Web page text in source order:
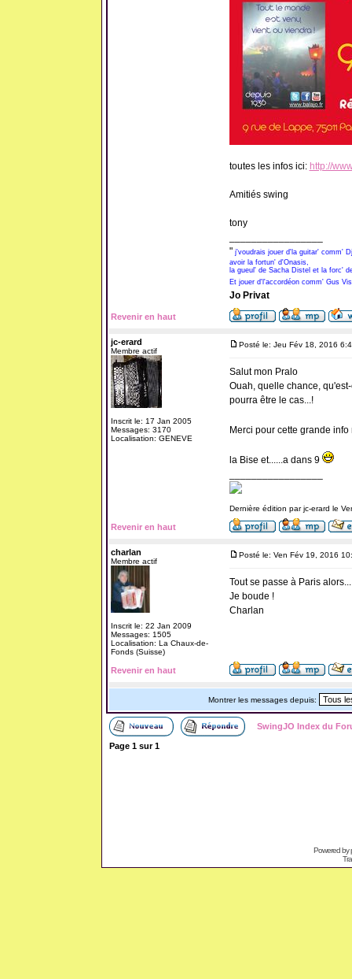
toutes les infos ici: http://
Amitiés swing
tony
"j'voudrais jouer d'la guitar' comm'
avoir la fortun' d'Onasis,
la gueul' de Sacha Distel et la forc'
Et jouer d'l'accordéon comm' Gus
Jo Privat
Revenir en haut
jc-erard
Membre actif
Inscrit le: 17 Jan 2005
Messages: 3170
Localisation: GENEVE
Posté le: Jeu Fév 18, 2016
Salut mon Pralo
Ouah, quelle chance,
pourra être le cas...!
Merci pour cette grande
la Bise et......a dans 9
Dernière édition par jc-erard le
Revenir en haut
charlan
Membre actif
Inscrit le: 22 Jan 2009
Messages: 1505
Localisation: La Chaux-de-
Fonds (Suisse)
Posté le: Ven Fév 19, 2016
Tout se passe à Paris alors...
Je boude !
Charlan
Revenir en haut
Montrer les messages depuis:
SwingJO Index du
Page 1sur1
Powered by